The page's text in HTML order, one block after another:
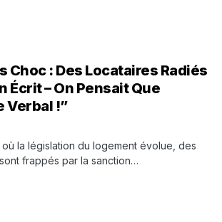
Choc : Des Locataires Radiés
Écrit – On Pensait Que
Verbal !”
la législation du logement évolue, des
frappés par la sanction…